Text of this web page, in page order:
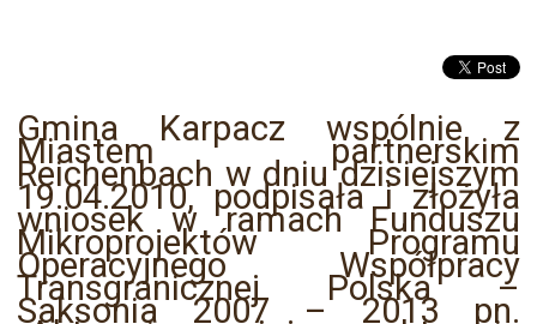
Gmina Karpacz wspólnie z
Miastem partnerskim
Reichenbach w dniu dzisiejszym
19.04.2010, podpisała i złożyła
wniosek w ramach Funduszu
Mikroprojektów Programu
Operacyjnego Współpracy
Transgranicznej Polska –
Saksonia 2007 – 2013 pn.